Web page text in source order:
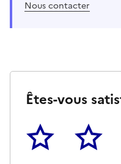
Nous contacter
Êtes-vous
1 2